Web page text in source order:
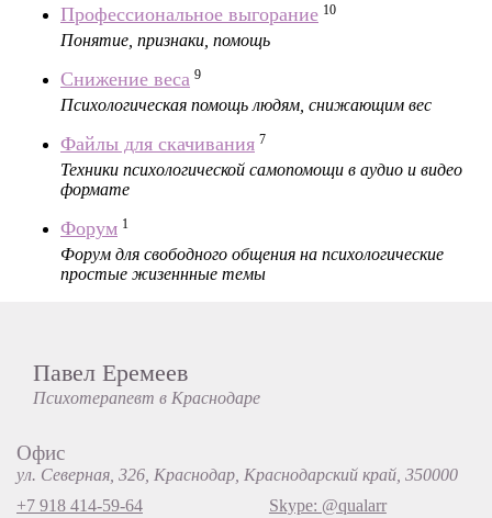
Профессиональное выгорание 10
Понятие, признаки, помощь
Снижение веса 9
Психологическая помощь людям, снижающим вес
Файлы для скачивания 7
Техники психологической самопомощи в аудио и видео
формате
Форум 1
Форум для свободного общения на психологические
простые жизеннные темы
Павел Еремеев
Психотерапевт в Краснодаре
Офис
ул. Северная, 326, Краснодар, Краснодарский край, 350000
+7 918 414-59-64
Skype: @qualarr